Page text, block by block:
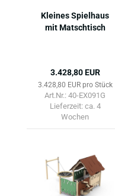
Kleines Spielhaus
mit Matschtisch
3.428,80 EUR
3.428,80 EUR pro Stück
Art.Nr.: 40-EX091G
Lieferzeit: ca. 4
Wochen